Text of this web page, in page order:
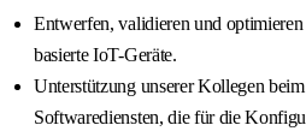
Entwerfen, validieren und
basierte IoT-Geräte.
Unterstützung unserer Kollegen
Softwarediensten, die für die